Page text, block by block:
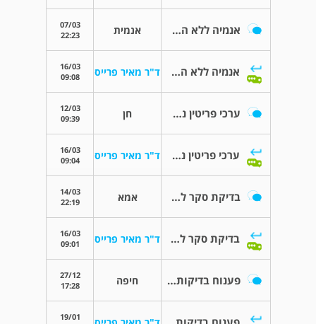
אנמיה ללא הסבר אנמית
07/03
22:23
אנמיה ללא הסבר ד"ר מאיר פרייס
16/03
09:08
ערכי פריטין נמוכים וחולשה בגוף חן
12/03
09:39
ערכי פריטין נמוכים וחולשה בגוף ד"ר מאיר פרייס
16/03
09:04
בדיקת סקר לקרישיות דם אמא
14/03
22:19
בדיקת סקר לקרישיות דם ד"ר מאיר פרייס
16/03
09:01
פענוח בדיקות דם חיפה
27/12
17:28
19/01